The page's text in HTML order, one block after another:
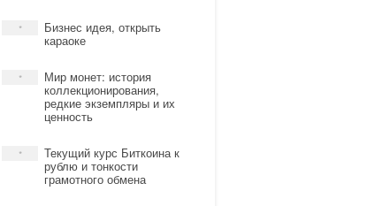
* Бизнес идея, открыть
караоке
* Мир монет: история
коллекционирования,
редкие экземпляры и их
ценность
* Текущий курс Биткоина к
рублю и тонкости
грамотного обмена